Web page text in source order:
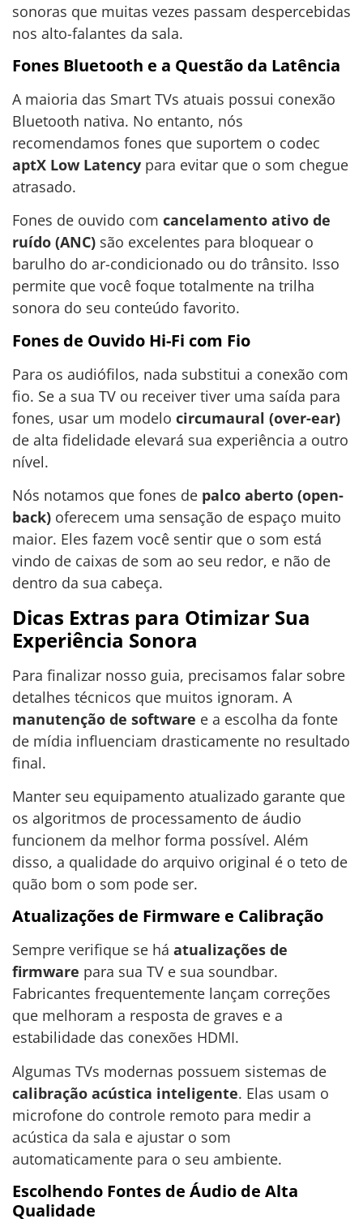
sonoras que muitas vezes passam despercebidas
nos alto-falantes da sala.
Fones Bluetooth e a Questão da Latência
A maioria das Smart TVs atuais possui conexão
Bluetooth nativa. No entanto, nós
recomendamos fones que suportem o codec
aptX Low Latency para evitar que o som chegue
atrasado.
Fones de ouvido com cancelamento ativo de
ruído (ANC) são excelentes para bloquear o
barulho do ar-condicionado ou do trânsito. Isso
permite que você foque totalmente na trilha
sonora do seu conteúdo favorito.
Fones de Ouvido Hi-Fi com Fio
Para os audiófilos, nada substitui a conexão com
fio. Se a sua TV ou receiver tiver uma saída para
fones, usar um modelo circumaural (over-ear)
de alta fidelidade elevará sua experiência a outro
nível.
Nós notamos que fones de palco aberto (open-
back) oferecem uma sensação de espaço muito
maior. Eles fazem você sentir que o som está
vindo de caixas de som ao seu redor, e não de
dentro da sua cabeça.
Dicas Extras para Otimizar Sua
Experiência Sonora
Para finalizar nosso guia, precisamos falar sobre
detalhes técnicos que muitos ignoram. A
manutenção de software e a escolha da fonte
de mídia influenciam drasticamente no resultado
final.
Manter seu equipamento atualizado garante que
os algoritmos de processamento de áudio
funcionem da melhor forma possível. Além
disso, a qualidade do arquivo original é o teto de
quão bom o som pode ser.
Atualizações de Firmware e Calibração
Sempre verifique se há atualizações de
firmware para sua TV e sua soundbar.
Fabricantes frequentemente lançam correções
que melhoram a resposta de graves e a
estabilidade das conexões HDMI.
Algumas TVs modernas possuem sistemas de
calibração acústica inteligente. Elas usam o
microfone do controle remoto para medir a
acústica da sala e ajustar o som
automaticamente para o seu ambiente.
Escolhendo Fontes de Áudio de Alta
Qualidade